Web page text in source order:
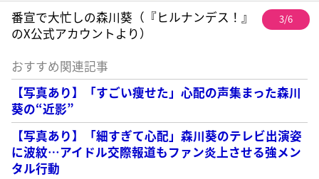
番宣で大忙しの森川葵（『ヒルナンデス！』
のX公式アカウントより）
3/6
おすすめ関連記事
【写真あり】「すごい痩せた」心配の声集まった森川
葵の“近影”
【写真あり】「細すぎて心配」森川葵のテレビ出演姿
に波紋…アイドル交際報道もファン炎上させる強メン
タル行動